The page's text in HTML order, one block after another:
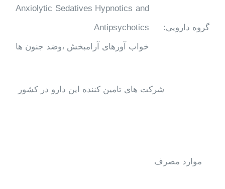
گروه دارویی:
Anxiolytic Sedatives Hypnotics and
Antipsychotics
خواب آورهای آرامبخش ،وضد جنون ها
شرکت های تامین کننده این دارو در کشور
موارد مصرف